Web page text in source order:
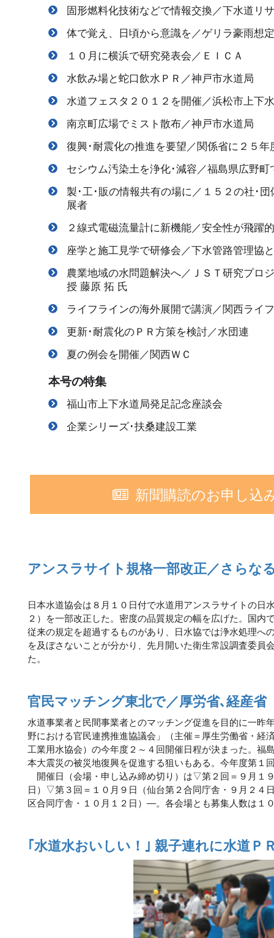
固形燃料化技術などで情報交換／下水道リ
体で覚え、日頃から意識を／ゲリラ豪雨想
１０月に横浜で研究発表会／ＥＩＣＡ
水飲み場と蛇口飲水ＰＲ／神戸市水道局
水道フェスタ２０１２を開催／浜松市上下
南京町広場でミスト散布／神戸市水道局
復興･耐震化の推進を要望／関係省に２５
セシウム汚染土を浄化･減容／福島県広野
製･工･販の情報共有の場に／１５２の社･
展者
２線式電磁流量計に新機能／安全性が飛躍
座学と施工見学で研修会／下水管路管理協
農業地域の水問題解決へ／ＪＳＴ研究プロ
授 藤原 拓 氏
ライフラインの海外展開で講演／関西ライ
更新･耐震化のＰＲ方策を検討／水団連
夏の例会を開催／関西ＷＣ
本号の特集
福山市上下水道局発足記念座談会
企業シリーズ･扶桑建設工業
新聞購読のお申し込
アンスラサイト規格一部改正／さらな
日本水道協会は８月１０日付で水道用アンスラサイトの
２）を一部改正した。密度の品質規定の幅を広げた。国内
従来の規定を超過するものがあり、日水協では浄水処理へ
を及ぼさないことが分かり、先月開いた衛生常設調査委員
た。
官民マッチング東北で／厚労省､経産省
水道事業者と民間事業者とのマッチング促進を目的に一昨
野における官民連携推進協議会」（主催＝厚生労働省・経
工業用水協会）の今年度２～４回開催日程が決まった。福
本大震災の被災地復興を促進する狙いもある。今年度第１
開催日（会場・申し込み締め切り）は▽第２回＝９月１
日）▽第３回＝１０月９日（仙台第２合同庁舎・９月２４
区合同庁舎・１０月１２日）―。各会場とも募集人数は１
｢水道水おいしい！｣ 親子連れに水道Ｐ